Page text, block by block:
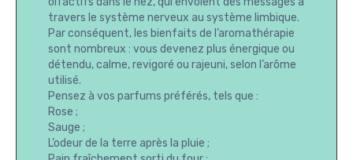
travers le système nerveux au système limbique.
Par conséquent, les bienfaits de l’aromathérapie
sont nombreux : vous devenez plus énergique ou
détendu, calme, revigoré ou rajeuni, selon l’arôme
utilisé.
Pensez à vos parfums préférés, tels que :
Rose ;
Sauge ;
L’odeur de la terre après la pluie ;